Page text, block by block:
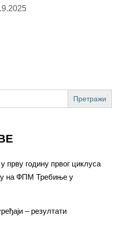
годину првог циклуса
на ФПМ Требиње у
– резултати